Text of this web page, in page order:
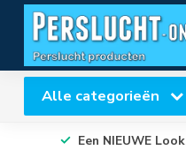
Alle categorieën
Een NIEUWE